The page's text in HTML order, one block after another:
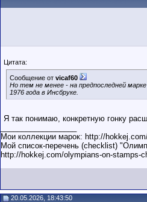
Цитата:
Сообщение от vicaf60
Но тем не менее - на предпоследней
1976 года в Инсбруке.
Я так понимаю, конкретную гонку
Мои коллекции марок: http://
Мой список-перечень (checklist)
http://hokkej.com/olympians-on-stamps-
20.05.2026, 18:43:50